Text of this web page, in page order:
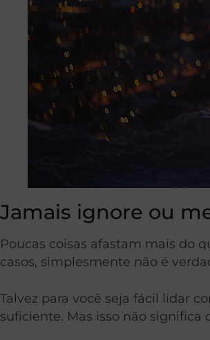
Jamais ignore ou
Poucas coisas afastam mais do
casos, simplesmente não é
Talvez para você seja fácil lidar
suficiente. Mas isso não significa